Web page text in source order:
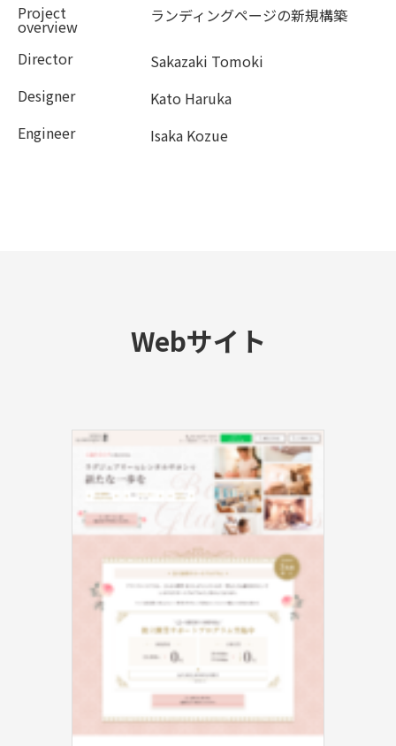
Project
overview
ランディングページの新規構築
Director
Sakazaki Tomoki
Designer
Kato Haruka
Engineer
Isaka Kozue
Webサイト